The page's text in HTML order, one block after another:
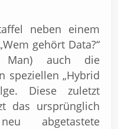
neben einem
gehört Data?“
auch die
speziellen „Hybrid
Diese zuletzt
das ursprünglich
abgetastete